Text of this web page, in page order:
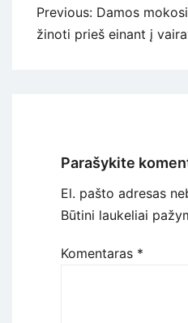
Navigacija
tarp
Previous: Damos
žinoti prieš einant į
Parašykite
El. pašto adresas
Būtini laukeliai
Komentaras *